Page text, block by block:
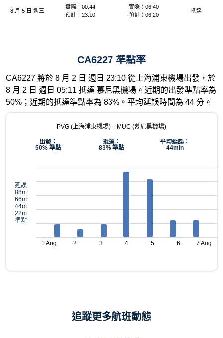
8 月 5 日 週三
實際：00:44
預計：23:10
實際：06:40
預計：06:20
抵達
CA6227 準點率
CA6227 將於 8 月 2 日 週日 23:10 從上海浦東機場出發，於
8 月 2 日 週日 05:11 抵達 慕尼黑機場。近期的出發準點率為
50%；近期的抵達準點率為 83%。平均延誤時間為 44 分。
PVG (上海浦東機場) – MUC (慕尼黑機場)
出發：
50% 準點
抵達：
83% 準點
平均延誤：
44min
延誤
88m
66m
44m
22m
準點
1 Aug 2 3 4 5 6 7 Aug
追蹤更多航班動態